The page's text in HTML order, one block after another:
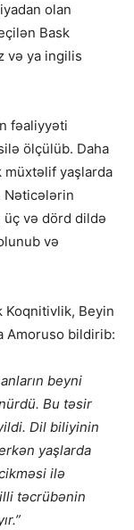
olan
Bask
və ya ingilis
fəaliyyəti
ölçülüb. Daha
yaşlarda
Nəticələrin
və dörd dildə
və
Koqnitivlik, Beyin
Amoruso bildirib:
beyni
Bu təsir
Dil biliyinin
yaşlarda
ilə
təcrübənin